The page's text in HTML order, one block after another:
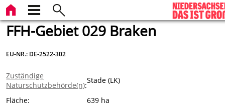
FFH-Gebiet 029 Braken
EU-NR.: DE-2522-302
Zuständige
Naturschutzbehörde(n):
Stade (LK)
Fläche: 639 ha